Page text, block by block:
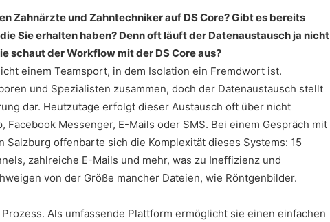
Zahnärzte und Zahntechniker auf DS Core? Gibt es bereits
Sie erhalten haben? Denn oft läuft der Datenaustausch ja nicht
schaut der Workflow mit der DS Core aus?
einem Teamsport, in dem Isolation ein Fremdwort ist.
und Spezialisten zusammen, doch der Datenaustausch stellt
dar. Heutzutage erfolgt dieser Austausch oft über nicht
Facebook Messenger, E-Mails oder SMS. Bei einem Gespräch mit
Salzburg offenbarte sich die Komplexität dieses Systems: 15
zahlreiche E-Mails und mehr, was zu Ineffizienz und
von der Größe mancher Dateien, wie Röntgenbilder.
Als umfassende Plattform ermöglicht sie einen einfachen